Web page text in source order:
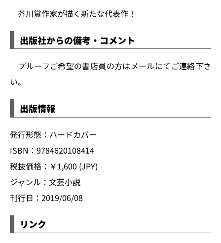
芥川賞作家が描く新たな代表作！
出版社からの備考・コメント
プルーフご希望の書店員の方はメールにてご連絡下さ
い。
出版情報
発行形態：ハードカバー
ISBN：9784620108414
税抜価格：￥1,600 (JPY)
ジャンル：文芸小説
刊行日：2019/06/08
リンク